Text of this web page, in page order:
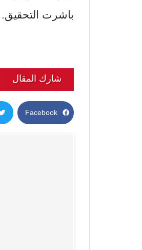
باشرت التحقيق.
شارك المقال
Facebook